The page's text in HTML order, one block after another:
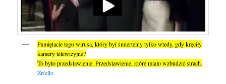
Pamiętacie tego wirusa, który był śmiertelny tylko wtedy, gdy kręciły
kamery telewizyjne?
To było przedstawienie. Przedstawienie, które miało wzbudzić strach.
Źródło.